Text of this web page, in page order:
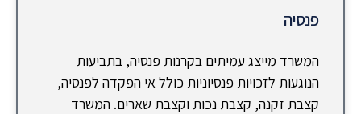
פנסיה
המשרד מייצג עמיתים בקרנות פנסיה, בתביעות
הנוגעות לזכויות פנסיוניות כולל אי הפקדה לפנסיה,
קצבת זקנה, קצבת נכות וקצבת שארים. המשרד